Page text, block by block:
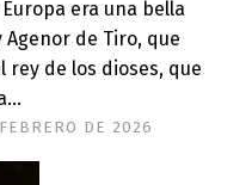
era una bella
de Tiro, que
rey de los dioses, que
DE 2026